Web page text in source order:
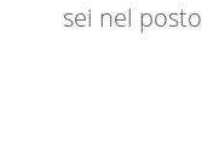
sei nel